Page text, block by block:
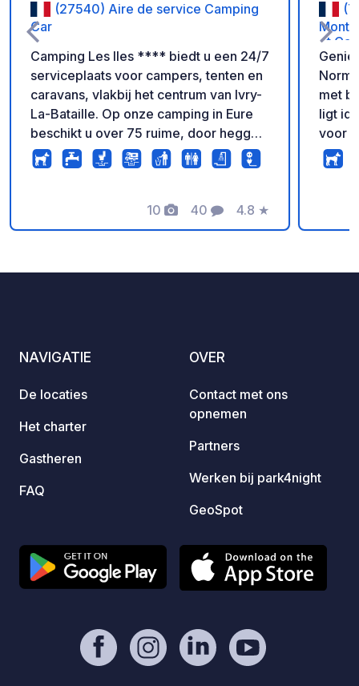
(27540) Aire de service Camping
Car
Camping Les Iles **** biedt u een 24/7
serviceplaats voor campers, tenten en
caravans, vlakbij het centrum van Ivry-
La-Bataille. Op onze camping in Eure
beschikt u over 75 ruime, door heggen
afgebakende staanplaatsen, in een
groene omgeving, waarbij elke
elektriciteit en de mogelijkheid om
16A-plaatsen met water te kiezen. De
10
Foto's
40
Commentaren
4.8
Beoordeling
★
et
met
ligt
voor
Het
NAVIGATIE
De locaties
Het charter
Gastheren
FAQ
OVER
Contact met ons
opnemen
Partners
Werken bij park4night
GeoSpot